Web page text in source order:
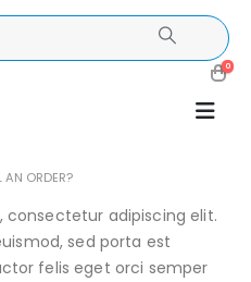
0
ORDER?
consectetur adipiscing elit.
sed porta est
felis eget orci semper